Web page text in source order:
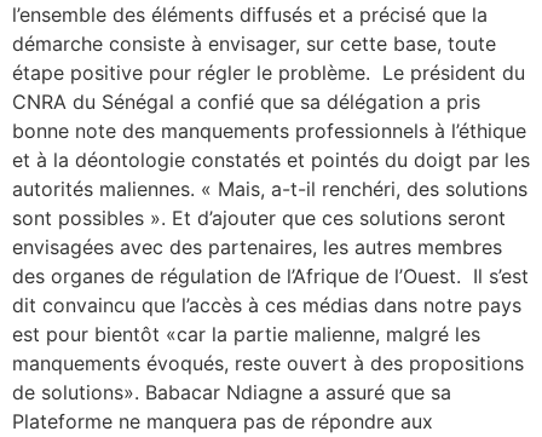
l’ensemble des éléments diffusés et a précisé que la
démarche consiste à envisager, sur cette base, toute
étape positive pour régler le problème. Le président du
CNRA du Sénégal a confié que sa délégation a pris
bonne note des manquements professionnels à l’éthique
et à la déontologie constatés et pointés du doigt par les
autorités maliennes. « Mais, a-t-il renchéri, des solutions
sont possibles ». Et d’ajouter que ces solutions seront
envisagées avec des partenaires, les autres membres
des organes de régulation de l’Afrique de l’Ouest. Il s’est
dit convaincu que l’accès à ces médias dans notre pays
est pour bientôt «car la partie malienne, malgré les
manquements évoqués, reste ouvert à des propositions
de solutions». Babacar Ndiagne a assuré que sa
Plateforme ne manquera pas de répondre aux